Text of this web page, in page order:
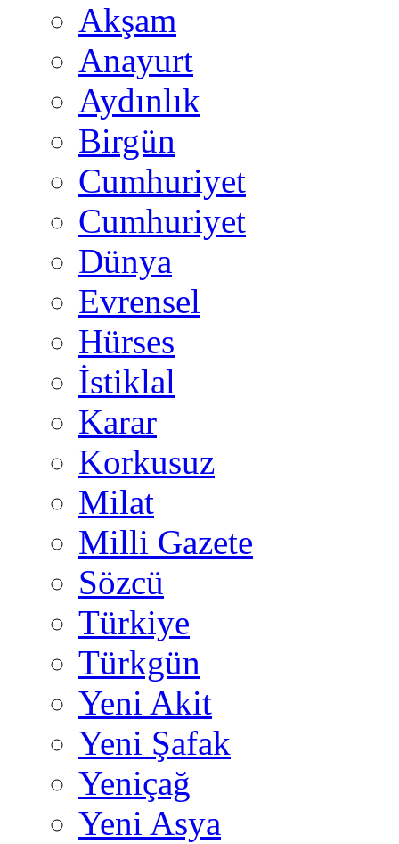
Akşam
Anayurt
Aydınlık
Birgün
Cumhuriyet
Cumhuriyet
Dünya
Evrensel
Hürses
İstiklal
Karar
Korkusuz
Milat
Milli Gazete
Sözcü
Türkiye
Türkgün
Yeni Akit
Yeni Şafak
Yeniçağ
Yeni Asya